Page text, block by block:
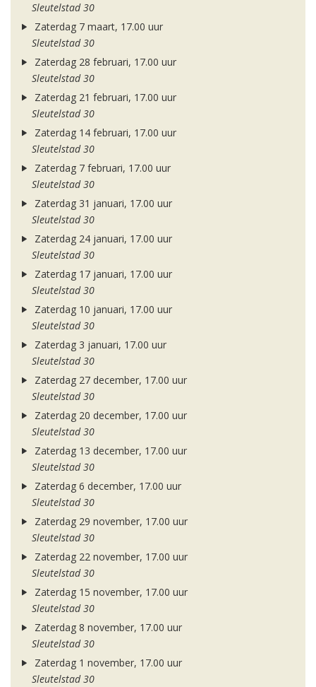
Sleutelstad 30
Zaterdag 7 maart, 17.00 uur
Sleutelstad 30
Zaterdag 28 februari, 17.00 uur
Sleutelstad 30
Zaterdag 21 februari, 17.00 uur
Sleutelstad 30
Zaterdag 14 februari, 17.00 uur
Sleutelstad 30
Zaterdag 7 februari, 17.00 uur
Sleutelstad 30
Zaterdag 31 januari, 17.00 uur
Sleutelstad 30
Zaterdag 24 januari, 17.00 uur
Sleutelstad 30
Zaterdag 17 januari, 17.00 uur
Sleutelstad 30
Zaterdag 10 januari, 17.00 uur
Sleutelstad 30
Zaterdag 3 januari, 17.00 uur
Sleutelstad 30
Zaterdag 27 december, 17.00 uur
Sleutelstad 30
Zaterdag 20 december, 17.00 uur
Sleutelstad 30
Zaterdag 13 december, 17.00 uur
Sleutelstad 30
Zaterdag 6 december, 17.00 uur
Sleutelstad 30
Zaterdag 29 november, 17.00 uur
Sleutelstad 30
Zaterdag 22 november, 17.00 uur
Sleutelstad 30
Zaterdag 15 november, 17.00 uur
Sleutelstad 30
Zaterdag 8 november, 17.00 uur
Sleutelstad 30
Zaterdag 1 november, 17.00 uur
Sleutelstad 30